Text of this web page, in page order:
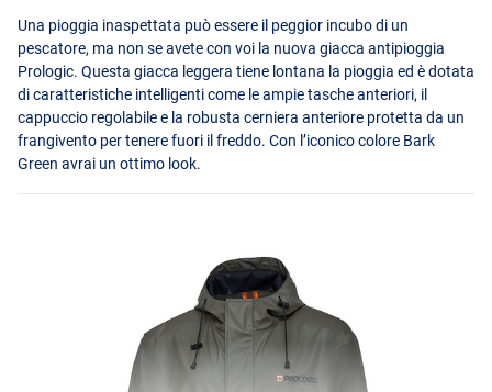
Una pioggia inaspettata può essere il peggior incubo di un
pescatore, ma non se avete con voi la nuova giacca antipioggia
Prologic. Questa giacca leggera tiene lontana la pioggia ed è dotata
di caratteristiche intelligenti come le ampie tasche anteriori, il
cappuccio regolabile e la robusta cerniera anteriore protetta da un
frangivento per tenere fuori il freddo. Con l’iconico colore Bark
Green avrai un ottimo look.